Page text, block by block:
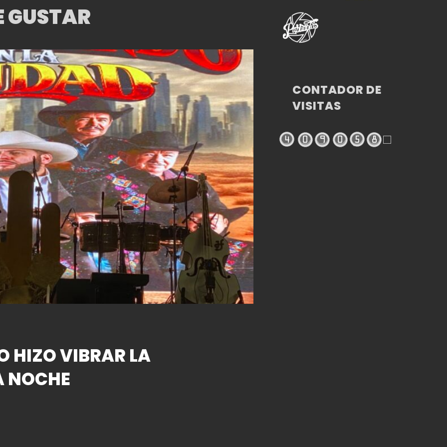
GUSTAR
HIZO VIBRAR LA
NOCHE
CONTADOR DE
VISITAS